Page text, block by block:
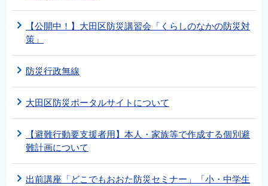
【公開中！】大田区防災講習会「くらしのなかの防災対
策」
防災行政無線
大田区防災ポータルサイトについて
【避難行動要支援者用】本人・家族等で作成する個別避
難計画について
出前講座「どこでもおおた防災セミナー」「小・中学生